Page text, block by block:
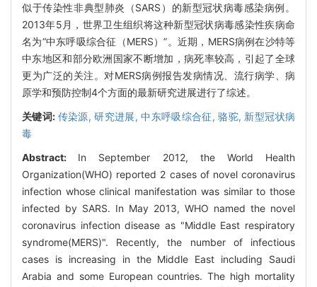
似于传染性非典型肺炎（SARS）的新型冠状病毒感染病例。
2013年5月，世界卫生组织将这种新型冠状病毒感染性疾病命
名为“中东呼吸综合征（MERS）”。近期，MERS病例在沙特等
中东地区和部分欧洲国家不断增加，病死率较高，引起了全球
更为广泛的关注。对MERS病例报告发病情况、流行病学、病
原学和预防控制4个方面的最新研究进展进行了综述。
关键词: 传染源,研究进展,中东呼吸综合征,骆驼, 新型冠状病
毒
Abstract: In September 2012, the World Health
Organization(WHO) reported 2 cases of novel coronavirus
infection whose clinical manifestation was similar to those
infected by SARS. In May 2013, WHO named the novel
coronavirus infection disease as "Middle East respiratory
syndrome(MERS)". Recently, the number of infectious
cases is increasing in the Middle East including Saudi
Arabia and some European countries. The high mortality